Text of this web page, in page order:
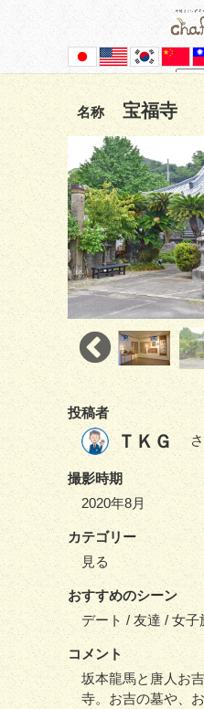
名称 宝福寺
投稿者
ＴＫＧ
撮影時期
2020年8月
カテゴリー
見る
おすすめのシーン
デート / 友達 / 女
コメント
坂本龍馬と唐人お
寺。お吉の墓や、